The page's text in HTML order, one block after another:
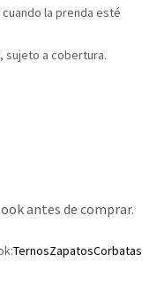
la prenda esté
sujeto a cobertura.
antes de comprar.
TernosZapatosCorbatas